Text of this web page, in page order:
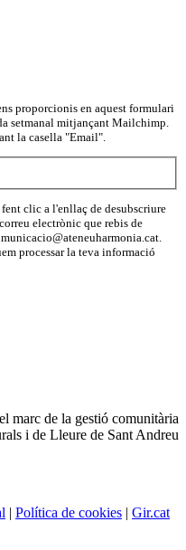
proporcionis en aquest formulari
setmanal mitjançant Mailchimp.
la casella "Email".
clic a l'enllaç de desubscriure
electrònic que rebis de
processar la teva informació
marc de la gestió comunitària
i de Lleure de Sant Andreu
| Política de cookies | Gir.cat